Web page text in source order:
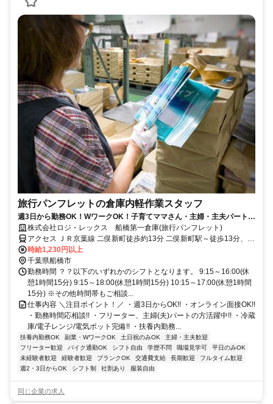
旅行パンフレットの倉庫内軽作業スタッフ
週3日から勤務OK！WワークOK！子育てママさん・主婦・主夫パート活
躍中！土日定休◎
株式会社ロジ・レックス 船橋第一倉庫(旅行パンフレット)
アクセス ＪＲ京葉線 二俣新町徒歩約13分 二俣新町駅～徒歩13分、西
船橋駅～自転車17分、原木中山駅～自転車13分、船橋駅～バス15分
時給1,230円以上
千葉県船橋市
勤務時間 ？？以下のいずれかのシフトとなります。 9:15～16:00(休
憩1時間15分) 9:15～18:00(休憩1時間15分) 10:15～17:00(休憩1時間
15分) ※その他時間帯もご相談...
仕事内容 ＼注目ポイント！／ ・週3日からOK!! ・オンライン面接OK!!
・勤務時間応相談!! ・フリーター、主婦(夫)パートの方活躍中!! ・冷蔵
庫/電子レンジ/電気ポット完備!! ・扶養内勤務...
扶養内勤務OK 副業・WワークOK 土日祝のみOK
主婦・主夫歓迎
フリーター歓迎
バイク通勤OK シフト自由 学歴不問 職場見学可
平日のみOK
未経験者歓迎
経験者歓迎 ブランクOK 交通費支給 長期歓迎
フルタイム歓迎
週2・3日からOK
シフト制 社割あり 服装自由
同じ企業の求人